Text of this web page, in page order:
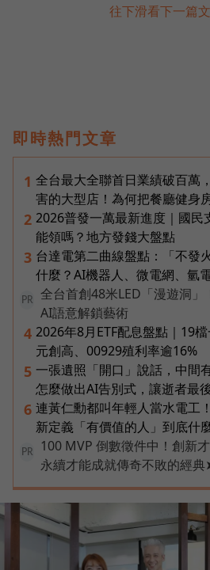
往下滑看下一篇
即時熱門文章
1 全台最大全聯首日業績破百萬
害的大型店！為何把餐廳健身
2 2026普發一萬最新進度｜國民
能領嗎？地方發錢大盤點
3 台達電第二曲線盤點：「不發
什麼？AI機器人、微電網、氫
PR
全台首創48米LED「漫遊洞
AI語意解鎖藝術
4 2026年8月ETF配息盤點｜19
元創高、00929殖利率逾16%
5 一張遺照「開口」說話，中間
怎麼做出AI告別式，讓逝者最
6 連黃仁勳都叫年輕人當水電工
新定義「有價值的人」到底什
PR
100 MVP 倒數徵件中！創新
永續才能成就傳奇不敗的經